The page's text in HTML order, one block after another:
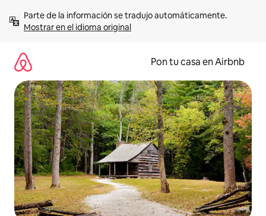
contenidoMostrar en el idioma original
Pon tu casa en Airbnb